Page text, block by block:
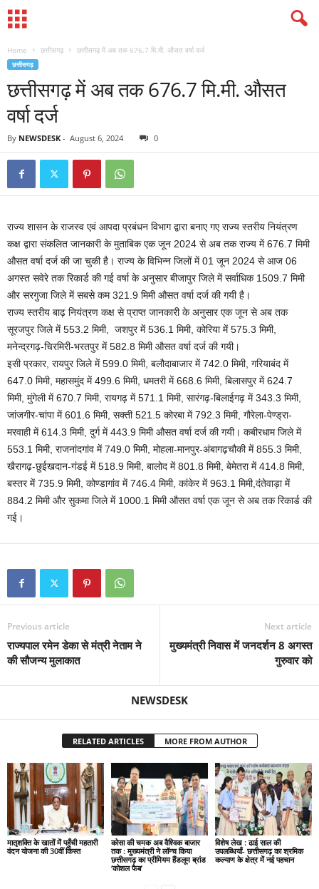
Home छत्तीसगढ़ छत्तीसगढ़ में अब तक 676.7 मि.मी. औसत वर्षा दर्ज
छत्तीसगढ़
छत्तीसगढ़ में अब तक 676.7 मि.मी. औसत
वर्षा दर्ज
By NEWSDESK - August 6, 2024 0
राज्य शासन के राजस्व एवं आपदा प्रबंधन विभाग द्वारा बनाए गए राज्य स्तरीय नियंत्रण
कक्ष द्वारा संकलित जानकारी के मुताबिक एक जून 2024 से अब तक राज्य में 676.7 मिमी
औसत वर्षा दर्ज की जा चुकी है। राज्य के विभिन्न जिलों में 01 जून 2024 से आज 06
अगस्त सवेरे तक रिकार्ड की गई वर्षा के अनुसार बीजापुर जिले में सर्वाधिक 1509.7 मिमी
और सरगुजा जिले में सबसे कम 321.9 मिमी औसत वर्षा दर्ज की गयी है।
राज्य स्तरीय बाढ़ नियंत्रण कक्ष से प्राप्त जानकारी के अनुसार एक जून से अब तक
सूरजपुर जिले में 553.2 मिमी, जशपुर में 536.1 मिमी, कोरिया में 575.3 मिमी,
मनेन्द्रगढ़-चिरमिरी-भरतपुर में 582.8 मिमी औसत वर्षा दर्ज की गयी।
इसी प्रकार, रायपुर जिले में 599.0 मिमी, बलौदाबाजार में 742.0 मिमी, गरियाबंद में
647.0 मिमी, महासमुंद में 499.6 मिमी, धमतरी में 668.6 मिमी, बिलासपुर में 624.7
मिमी, मुंगेली में 670.7 मिमी, रायगढ़ में 571.1 मिमी, सारंगढ़-बिलाईगढ़ में 343.3 मिमी,
जांजगीर-चांपा में 601.6 मिमी, सक्ती 521.5 कोरबा में 792.3 मिमी, गौरेला-पेण्ड्रा-
मरवाही में 614.3 मिमी, दुर्ग में 443.9 मिमी औसत वर्षा दर्ज की गयी। कबीरधाम जिले में
553.1 मिमी, राजनांदगांव में 749.0 मिमी, मोहला-मानपुर-अंबागढ़चौकी में 855.3 मिमी,
खैरागढ़-छुईखदान-गंडई में 518.9 मिमी, बालोद में 801.8 मिमी, बेमेतरा में 414.8 मिमी,
बस्तर में 735.9 मिमी, कोण्डागांव में 746.4 मिमी, कांकेर में 963.1 मिमी,दंतेवाड़ा में
884.2 मिमी और सुकमा जिले में 1000.1 मिमी औसत वर्षा एक जून से अब तक रिकार्ड की
गई।
Previous article
राज्यपाल रमेन डेका से मंत्री नेताम ने
की सौजन्य मुलाकात
Next article
मुख्यमंत्री निवास में जनदर्शन 8 अगस्त
गुरुवार को
NEWSDESK
RELATED ARTICLES MORE FROM AUTHOR
मातृशक्ति के खातों में पहुँची महतारी
वंदन योजना की 30वीं किस्त
कोसा की चमक अब वैश्विक बाजार
तक : मुख्यमंत्री ने लॉन्च किया
छत्तीसगढ़ का प्रीमियम हैंडलूम ब्रांड
‘कोशल फैब’
विशेष लेख : ढाई साल की
उपलब्धियाँ- छत्तीसगढ़ का श्रमिक
कल्याण के क्षेत्र में नई पहचान